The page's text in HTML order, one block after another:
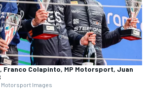
Franco Colapinto, MP Motorsport, Juan
Images